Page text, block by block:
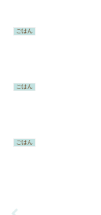
ごはん
ごはん
ごはん